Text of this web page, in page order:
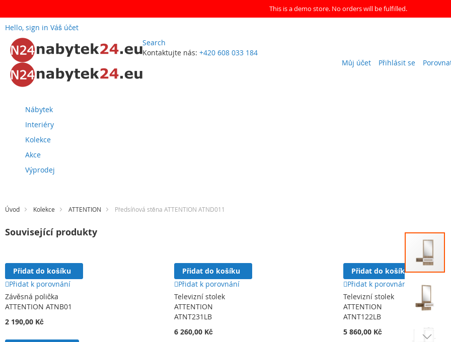
This is a demo store. No orders will be fulfilled.
Hello, sign in Váš účet
Search
Kontaktujte nás: +420 608 033 184
Můj účet
Přihlásit se
na
obsah
Nábytek
Interiéry
Kolekce
Akce
Výprodej
Úvod Kolekce ATTENTION Předsíňová stěna ATTENTION ATND011
Přeskočit
konec
galerie
s
obrázky
Související produkty
Přidat do košíku
Přidat k porovnání
Závěsná polička
ATTENTION ATNB01
2 190,00 Kč
Přidat do košíku
Přidat k porovnání
Televizní stolek
ATTENTION
ATNT231LB
6 260,00 Kč
Přidat do košíku
Přidat k porovnání
Televizní stolek
ATTENTION
ATNT122LB
5 860,00 Kč